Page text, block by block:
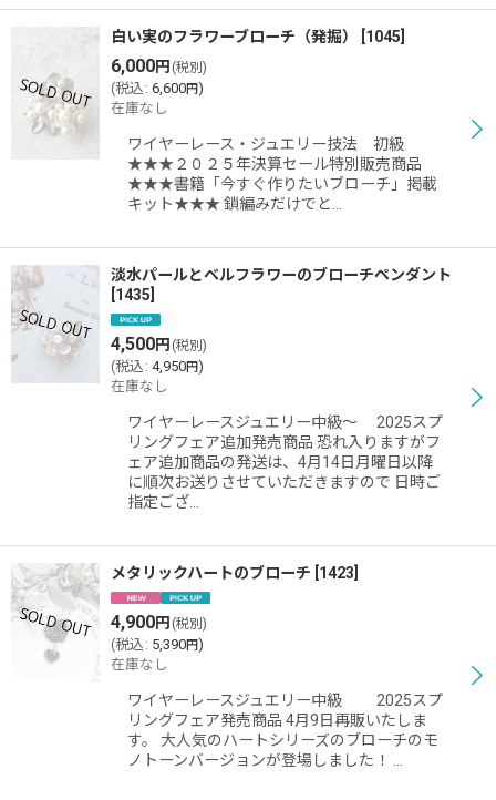
白い実のフラワーブローチ（発掘） 1045
6,000円 (税別)
(税込 : 6,600円)
在庫なし
ワイヤーレース・ジュエリー技法 初級
★★★２０２５年決算セール特別販売商品
★★★書籍「今すぐ作りたいブローチ」掲載
キット★★★ 鎖編みだけでと…
淡水パールとベルフラワーのブローチペンダント
1435
4,500円 (税別)
(税込 : 4,950円)
在庫なし
ワイヤーレースジュエリー中級〜 2025スプ
リングフェア追加発売商品 恐れ入りますがフ
ェア追加商品の発送は、4月14日月曜日以降
に順次お送りさせていただきますので 日時ご
指定ござ…
メタリックハートのブローチ 1423
4,900円 (税別)
(税込 : 5,390円)
在庫なし
ワイヤーレースジュエリー中級 2025スプ
リングフェア発売商品 4月9日再販いたしま
す。 大人気のハートシリーズのブローチのモ
ノトーンバージョンが登場しました！ …